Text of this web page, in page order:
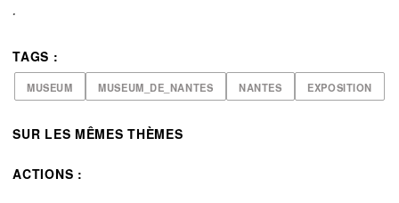
.
TAGS :
MUSEUM MUSEUM_DE_NANTES NANTES EXPOSITION
SUR LES MÊMES THÈMES
ACTIONS :